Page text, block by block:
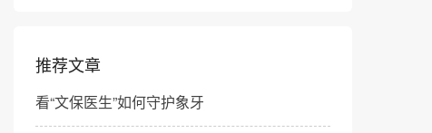
推荐文章
看“文保医生”如何守护象牙